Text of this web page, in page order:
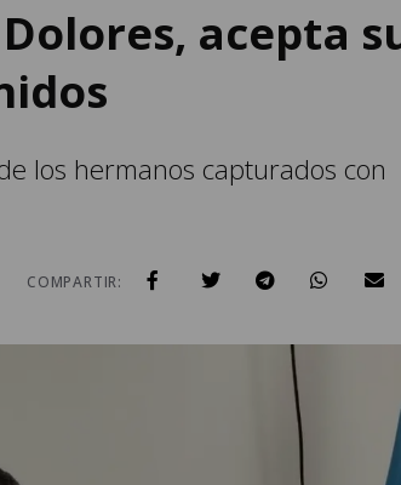
acepta
los hermanos capturados con
COMPARTIR: